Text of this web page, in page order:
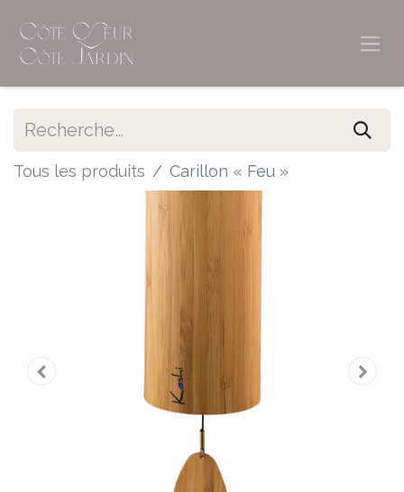
Tous les produits Carillon « Feu »